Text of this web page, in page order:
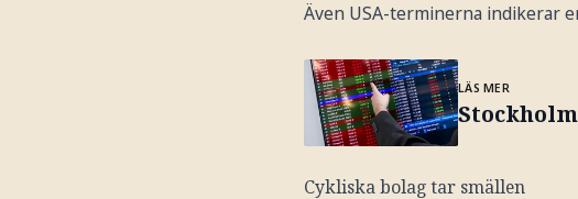
Även USA-terminerna indikerar
LÄS MER
Cykliska bolag tar smällen